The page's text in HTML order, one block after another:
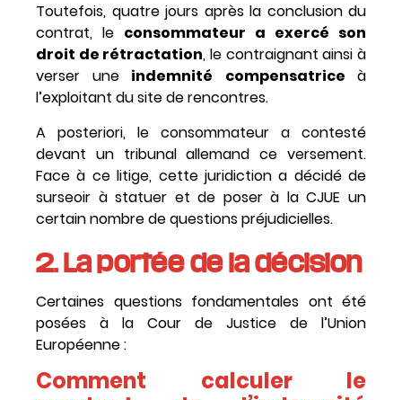
Toutefois, quatre jours après la conclusion du
contrat, le consommateur a exercé son
droit de rétractation, le contraignant ainsi à
verser une indemnité compensatrice à
l’exploitant du site de rencontres.
A posteriori, le consommateur a contesté
devant un tribunal allemand ce versement.
Face à ce litige, cette juridiction a décidé de
surseoir à statuer et de poser à la CJUE un
certain nombre de questions préjudicielles.
2. La portée de la décision
Certaines questions fondamentales ont été
posées à la Cour de Justice de l’Union
Européenne :
Comment calculer le